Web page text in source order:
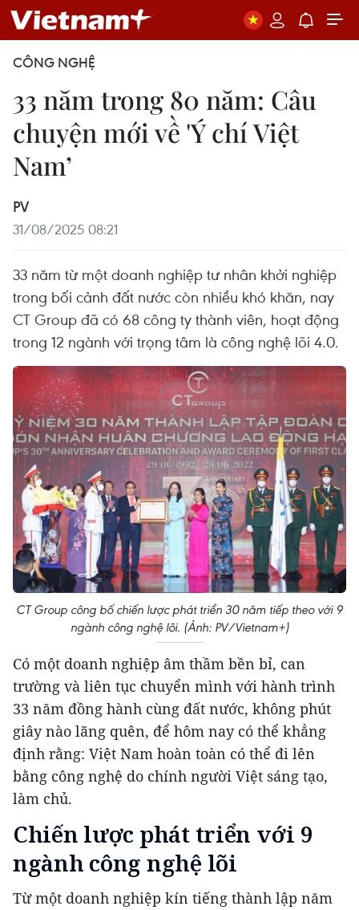
CÔNG NGHỆ
33 năm trong 80 năm: Câu
chuyện mới về 'Ý chí Việt
Nam’
PV
31/08/2025 08:21
33 năm từ một doanh nghiệp tư nhân khởi nghiệp
trong bối cảnh đất nước còn nhiều khó khăn, nay
CT Group đã có 68 công ty thành viên, hoạt động
trong 12 ngành với trọng tâm là công nghệ lõi 4.0.
CT Group công bố chiến lược phát triển 30 năm tiếp theo với 9
ngành công nghệ lõi. (Ảnh: PV/Vietnam+)
Có một doanh nghiệp âm thầm bền bỉ, can
trường và liên tục chuyển mình với hành trình
33 năm đồng hành cùng đất nước, không phút
giây nào lãng quên, để hôm nay có thể khẳng
định rằng: Việt Nam hoàn toàn có thể đi lên
bằng công nghệ do chính người Việt sáng tạo,
làm chủ.
Chiến lược phát triển với 9
ngành công nghệ lõi
Từ một doanh nghiệp kín tiếng thành lập năm